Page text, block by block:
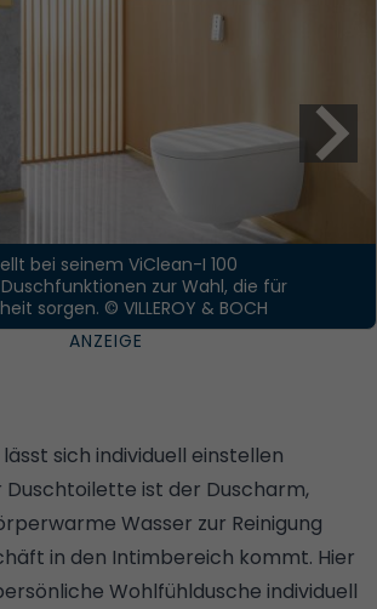
bei seinem ViClean-I 100
zur Wahl, die für
sorgen. © VILLEROY & BOCH
sich individuell einstellen
Duschtoilette ist der Duscharm,
Wasser zur Reinigung
in den Intimbereich kommt. Hier
Wohlfühldusche individuell